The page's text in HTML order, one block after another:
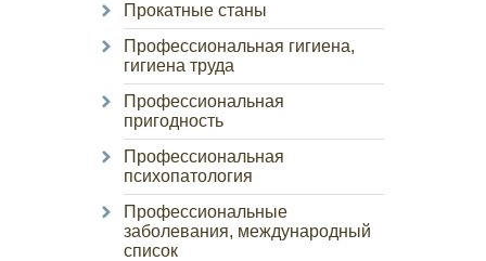
Прокатные станы
Профессиональная гигиена,
гигиена труда
Профессиональная
пригодность
Профессиональная
психопатология
Профессиональные
заболевания, международный
список